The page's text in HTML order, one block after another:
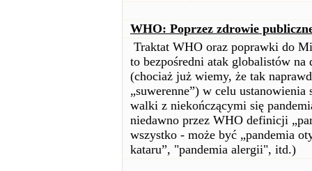
WHO: Poprzez zdrowie
Traktat WHO oraz poprawki do
to bezpośredni atak globalistów na
(chociaż już wiemy, że tak
„suwerenne”) w celu
walki z niekończącymi się
niedawno przez WHO definicji
wszystko - może być „pandemia
kataru”, "pandemia alergii", itd.)